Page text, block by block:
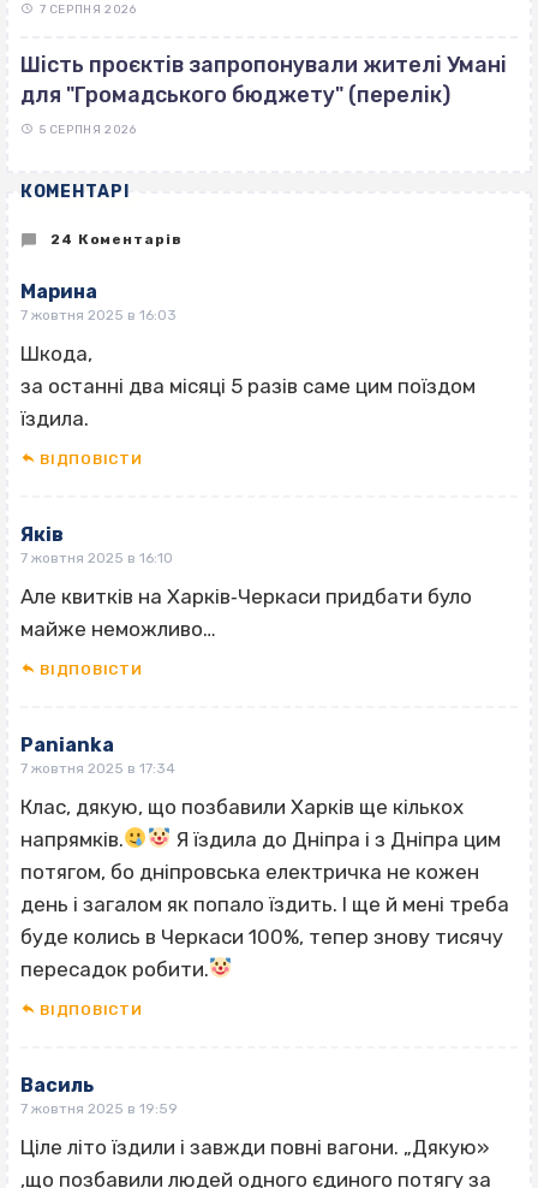
7 СЕРПНЯ 2026
Шість проєктів запропонували жителі Умані
для "Громадського бюджету" (перелік)
5 СЕРПНЯ 2026
КОМЕНТАРІ
24 Коментарів
Марина
7 жовтня 2025 в 16:03
Шкода,
за останні два місяці 5 разів саме цим поїздом
їздила.
ВІДПОВІCТИ
Яків
7 жовтня 2025 в 16:10
Але квитків на Харків‐Черкаси придбати було
майже неможливо…
ВІДПОВІCТИ
Panianka
7 жовтня 2025 в 17:34
Клас, дякую, що позбавили Харків ще кількох
напрямків.
Я їздила до Дніпра і з Дніпра цим
потягом, бо дніпровська електричка не кожен
день і загалом як попало їздить. І ще й мені треба
буде колись в Черкаси 100%, тепер знову тисячу
пересадок робити.
ВІДПОВІCТИ
Василь
7 жовтня 2025 в 19:59
Ціле літо їздили і завжди повні вагони. „Дякую»
‚що позбавили людей одного єдиного потягу за